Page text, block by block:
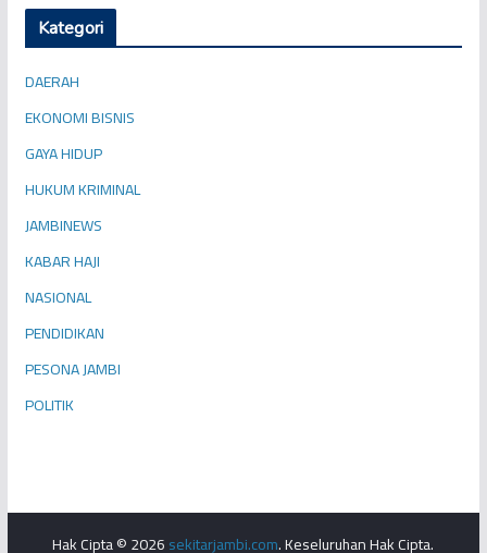
Kategori
DAERAH
EKONOMI BISNIS
GAYA HIDUP
HUKUM KRIMINAL
JAMBINEWS
KABAR HAJI
NASIONAL
PENDIDIKAN
PESONA JAMBI
POLITIK
Hak Cipta © 2026sekitarjambi.com. Keseluruhan Hak Cipta.